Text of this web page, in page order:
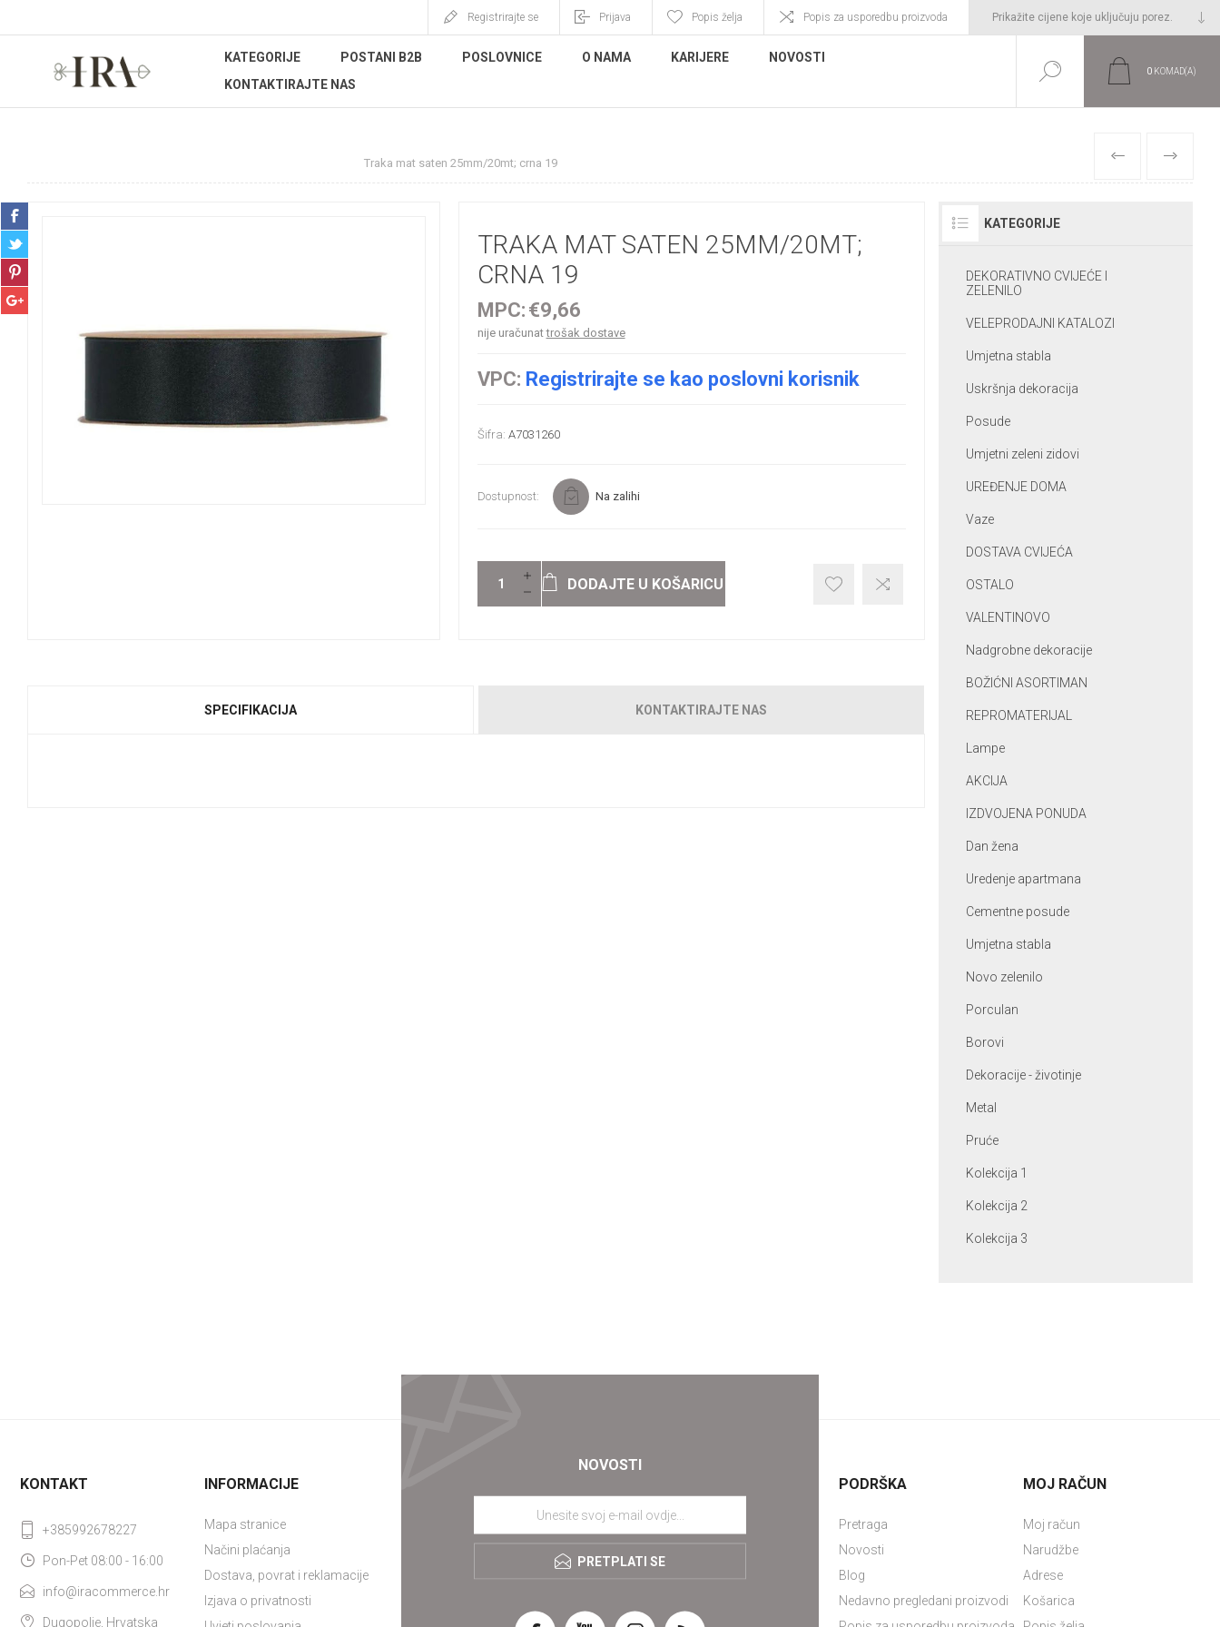
Registrirajte se Prijava Popis želja Popis za usporedbu proizvoda
KATEGORIJE POSTANI B2B POSLOVNICE O NAMA KARIJERE
NOVOSTI
KONTAKTIRAJTE NAS
0 KOMAD(A)
Traka mat saten 25mm/20mt; crna 19 PRETHODNI
SLIJEDEĆI
TRAKA MAT SATEN 25MM/20MT;
CRNA 19
MPC: €9,66
nije uračunattrošak dostave
VPC: Registrirajte se kao poslovni korisnik
Šifra: A7031260
Dostupnost: Na zalihi
DODAJTE U KOŠARICU
SPECIFIKACIJA KONTAKTIRAJTE NAS
KATEGORIJE
DEKORATIVNO CVIJEĆE I
ZELENILO
VELEPRODAJNI KATALOZI
Umjetna stabla
Uskršnja dekoracija
Posude
Umjetni zeleni zidovi
UREĐENJE DOMA
Vaze
DOSTAVA CVIJEĆA
OSTALO
VALENTINOVO
Nadgrobne dekoracije
BOŽIĆNI ASORTIMAN
REPROMATERIJAL
Lampe
AKCIJA
IZDVOJENA PONUDA
Dan žena
Uredenje apartmana
Cementne posude
Umjetna stabla
Novo zelenilo
Porculan
Borovi
Dekoracije - životinje
Metal
Pruće
Kolekcija 1
Kolekcija 2
Kolekcija 3
NOVOSTI
PRETPLATI SE
KONTAKT
+385992678227
Pon-Pet 08:00 - 16:00
info@iracommerce.hr
Dugopolje, Hrvatska
INFORMACIJE
Mapa stranice
Načini plaćanja
Dostava, povrat i reklamacije
Izjava o privatnosti
PODRŠKA
Pretraga
Novosti
Blog
Nedavno pregledani proizvodi
MOJ RAČUN
Moj račun
Narudžbe
Adrese
Košarica